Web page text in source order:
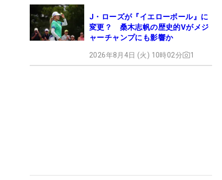
J・ローズが『イエローボール』に
変更？ 桑木志帆の歴史的Vがメジ
ャーチャンプにも影響か
2026年8月4日 (火) 10時02分 1